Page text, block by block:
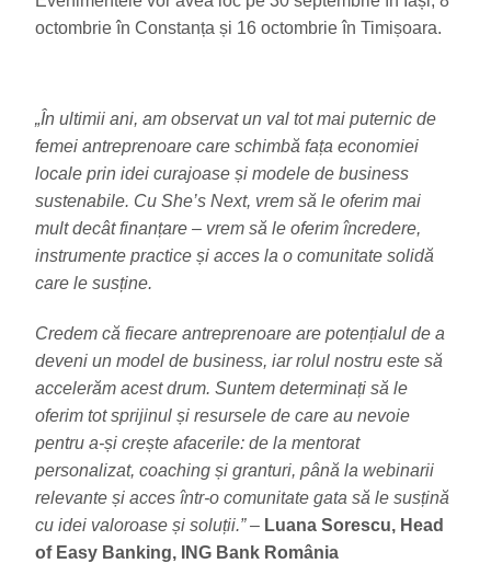
octombrie în Constanța și 16 octombrie în Timișoara.
„În ultimii ani, am observat un val tot mai puternic de
femei antreprenoare care schimbă fața economiei
locale prin idei curajoase și modele de business
sustenabile. Cu She’s Next, vrem să le oferim mai
mult decât finanțare – vrem să le oferim încredere,
instrumente practice și acces la o comunitate solidă
care le susține.
Credem că fiecare antreprenoare are potențialul de a
deveni un model de business, iar rolul nostru este să
accelerăm acest drum. Suntem determinați să le
oferim tot sprijinul și resursele de care au nevoie
pentru a-și crește afacerile: de la mentorat
personalizat, coaching și granturi, până la webinarii
relevante și acces într-o comunitate gata să le susțină
cu idei valoroase și soluții.” – Luana Sorescu, Head
of Easy Banking, ING Bank România